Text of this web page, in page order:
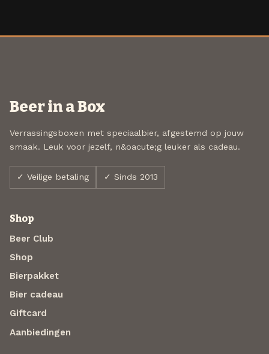
Beer in a Box
Verrassingsboxen met speciaalbier, afgestemd op jouw
smaak. Leuk voor jezelf, n&oacute;g leuker als cadeau.
✓ Veilige betaling ✓ Sinds 2013
Shop
Beer Club
Shop
Bierpakket
Bier cadeau
Giftcard
Aanbiedingen